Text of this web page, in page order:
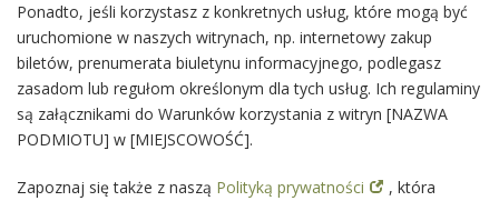
Ponadto, jeśli korzystasz z konkretnych usług, które mogą być
uruchomione w naszych witrynach, np. internetowy zakup
biletów, prenumerata biuletynu informacyjnego, podlegasz
zasadom lub regułom określonym dla tych usług. Ich regulaminy
są załącznikami do Warunków korzystania z witryn [NAZWA
PODMIOTU] w [MIEJSCOWOŚĆ].
Zapoznaj się także z naszą Polityką prywatności
, która